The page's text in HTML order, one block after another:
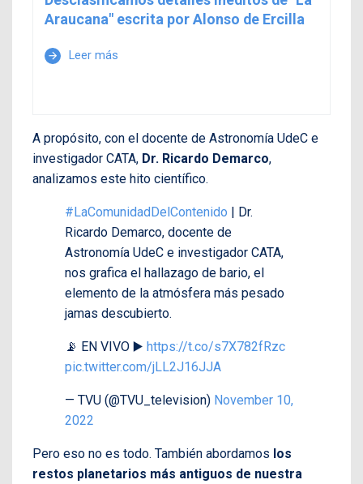
Araucana" escrita por Alonso de Ercilla
arrow_forward Leer más
A propósito, con el docente de Astronomía UdeC e
investigador CATA, Dr. Ricardo Demarco,
analizamos este hito científico.
#LaComunidadDelContenido | Dr.
Ricardo Demarco, docente de
Astronomía UdeC e investigador CATA,
nos grafica el hallazago de bario, el
elemento de la atmósfera más pesado
jamas descubierto.
📡 EN VIVO ▶️ https://t.co/s7X782fRzc
pic.twitter.com/jLL2J16JJA
— TVU (@TVU_television) November 10,
2022
Pero eso no es todo. También abordamos los
restos planetarios más antiguos de nuestra